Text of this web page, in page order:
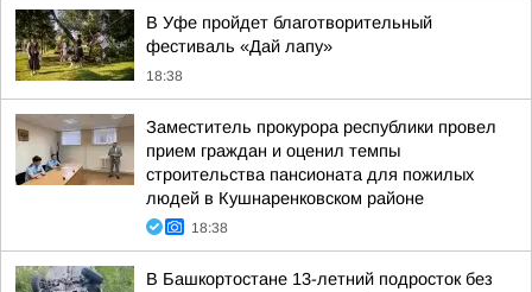
В Уфе пройдет благотворительный
фестиваль «Дай лапу»
18:38
Заместитель прокурора республики провел
прием граждан и оценил темпы
строительства пансионата для пожилых
людей в Кушнаренковском районе
18:38
В Башкортостане 13-летний подросток без